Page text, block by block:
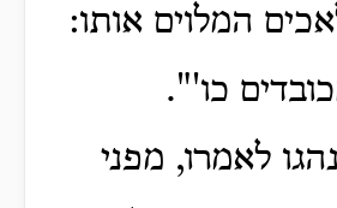
המלוים אותו:
כו'".
לאמרו, מפני